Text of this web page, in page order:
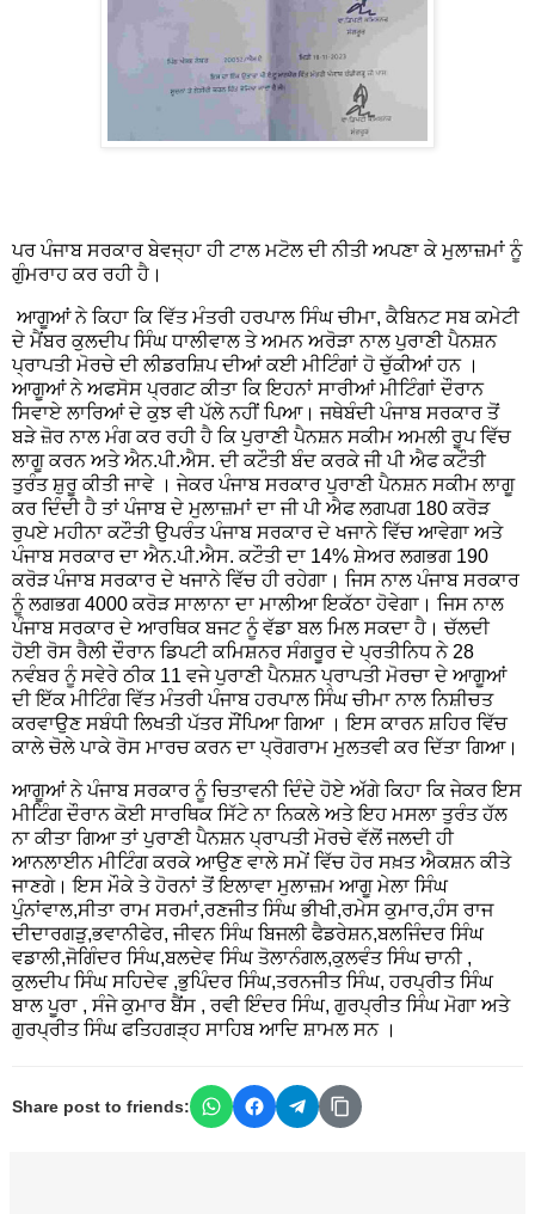
ਪਰ ਪੰਜਾਬ ਸਰਕਾਰ ਬੇਵਜ੍ਹਾ ਹੀ ਟਾਲ ਮਟੋਲ ਦੀ ਨੀਤੀ ਅਪਣਾ ਕੇ ਮੁਲਾਜ਼ਮਾਂ ਨੂੰ
ਗੁੰਮਰਾਹ ਕਰ ਰਹੀ ਹੈ।
ਆਗੂਆਂ ਨੇ ਕਿਹਾ ਕਿ ਵਿੱਤ ਮੰਤਰੀ ਹਰਪਾਲ ਸਿੰਘ ਚੀਮਾ, ਕੈਬਿਨਟ ਸਬ ਕਮੇਟੀ
ਦੇ ਮੈਂਬਰ ਕੁਲਦੀਪ ਸਿੰਘ ਧਾਲੀਵਾਲ ਤੇ ਅਮਨ ਅਰੋੜਾ ਨਾਲ ਪੁਰਾਣੀ ਪੈਨਸ਼ਨ
ਪ੍ਰਾਪਤੀ ਮੋਰਚੇ ਦੀ ਲੀਡਰਸ਼ਿਪ ਦੀਆਂ ਕਈ ਮੀਟਿੰਗਾਂ ਹੋ ਚੁੱਕੀਆਂ ਹਨ ।
ਆਗੂਆਂ ਨੇ ਅਫਸੋਸ ਪ੍ਰਗਟ ਕੀਤਾ ਕਿ ਇਹਨਾਂ ਸਾਰੀਆਂ ਮੀਟਿੰਗਾਂ ਦੌਰਾਨ
ਸਿਵਾਏ ਲਾਰਿਆਂ ਦੇ ਕੁਝ ਵੀ ਪੱਲੇ ਨਹੀਂ ਪਿਆ। ਜਥੇਬੰਦੀ ਪੰਜਾਬ ਸਰਕਾਰ ਤੋਂ
ਬੜੇ ਜ਼ੋਰ ਨਾਲ ਮੰਗ ਕਰ ਰਹੀ ਹੈ ਕਿ ਪੁਰਾਣੀ ਪੈਨਸ਼ਨ ਸਕੀਮ ਅਮਲੀ ਰੂਪ ਵਿੱਚ
ਲਾਗੂ ਕਰਨ ਅਤੇ ਐਨ.ਪੀ.ਐਸ. ਦੀ ਕਟੌਤੀ ਬੰਦ ਕਰਕੇ ਜੀ ਪੀ ਐਫ ਕਟੌਤੀ
ਤੁਰੰਤ ਸ਼ੁਰੂ ਕੀਤੀ ਜਾਵੇ । ਜੇਕਰ ਪੰਜਾਬ ਸਰਕਾਰ ਪੁਰਾਣੀ ਪੈਨਸ਼ਨ ਸਕੀਮ ਲਾਗੂ
ਕਰ ਦਿੰਦੀ ਹੈ ਤਾਂ ਪੰਜਾਬ ਦੇ ਮੁਲਾਜ਼ਮਾਂ ਦਾ ਜੀ ਪੀ ਐਫ ਲਗਪਗ 180 ਕਰੋੜ
ਰੁਪਏ ਮਹੀਨਾ ਕਟੌਤੀ ਉਪਰੰਤ ਪੰਜਾਬ ਸਰਕਾਰ ਦੇ ਖਜਾਨੇ ਵਿੱਚ ਆਵੇਗਾ ਅਤੇ
ਪੰਜਾਬ ਸਰਕਾਰ ਦਾ ਐਨ.ਪੀ.ਐਸ. ਕਟੌਤੀ ਦਾ 14% ਸ਼ੇਅਰ ਲਗਭਗ 190
ਕਰੋੜ ਪੰਜਾਬ ਸਰਕਾਰ ਦੇ ਖਜਾਨੇ ਵਿੱਚ ਹੀ ਰਹੇਗਾ। ਜਿਸ ਨਾਲ ਪੰਜਾਬ ਸਰਕਾਰ
ਨੂੰ ਲਗਭਗ 4000 ਕਰੋੜ ਸਾਲਾਨਾ ਦਾ ਮਾਲੀਆ ਇਕੱਠਾ ਹੋਵੇਗਾ। ਜਿਸ ਨਾਲ
ਪੰਜਾਬ ਸਰਕਾਰ ਦੇ ਆਰਥਿਕ ਬਜਟ ਨੂੰ ਵੱਡਾ ਬਲ ਮਿਲ ਸਕਦਾ ਹੈ। ਚੱਲਦੀ
ਹੋਈ ਰੋਸ ਰੈਲੀ ਦੌਰਾਨ ਡਿਪਟੀ ਕਮਿਸ਼ਨਰ ਸੰਗਰੂਰ ਦੇ ਪ੍ਰਤੀਨਿਧ ਨੇ 28
ਨਵੰਬਰ ਨੂੰ ਸਵੇਰੇ ਠੀਕ 11 ਵਜੇ ਪੁਰਾਣੀ ਪੈਨਸ਼ਨ ਪ੍ਰਾਪਤੀ ਮੋਰਚਾ ਦੇ ਆਗੂਆਂ
ਦੀ ਇੱਕ ਮੀਟਿੰਗ ਵਿੱਤ ਮੰਤਰੀ ਪੰਜਾਬ ਹਰਪਾਲ ਸਿੰਘ ਚੀਮਾ ਨਾਲ ਨਿਸ਼ੀਚਤ
ਕਰਵਾਉਣ ਸਬੰਧੀ ਲਿਖਤੀ ਪੱਤਰ ਸੌਂਪਿਆ ਗਿਆ । ਇਸ ਕਾਰਨ ਸ਼ਹਿਰ ਵਿੱਚ
ਕਾਲੇ ਚੋਲੇ ਪਾਕੇ ਰੋਸ ਮਾਰਚ ਕਰਨ ਦਾ ਪ੍ਰੋਗਰਾਮ ਮੁਲਤਵੀ ਕਰ ਦਿੱਤਾ ਗਿਆ।
ਆਗੂਆਂ ਨੇ ਪੰਜਾਬ ਸਰਕਾਰ ਨੂੰ ਚਿਤਾਵਨੀ ਦਿੰਦੇ ਹੋਏ ਅੱਗੇ ਕਿਹਾ ਕਿ ਜੇਕਰ ਇਸ
ਮੀਟਿੰਗ ਦੌਰਾਨ ਕੋਈ ਸਾਰਥਿਕ ਸਿੱਟੇ ਨਾ ਨਿਕਲੇ ਅਤੇ ਇਹ ਮਸਲਾ ਤੁਰੰਤ ਹੱਲ
ਨਾ ਕੀਤਾ ਗਿਆ ਤਾਂ ਪੁਰਾਣੀ ਪੈਨਸ਼ਨ ਪ੍ਰਾਪਤੀ ਮੋਰਚੇ ਵੱਲੋਂ ਜਲਦੀ ਹੀ
ਆਨਲਾਈਨ ਮੀਟਿੰਗ ਕਰਕੇ ਆਉਣ ਵਾਲੇ ਸਮੇਂ ਵਿੱਚ ਹੋਰ ਸਖ਼ਤ ਐਕਸ਼ਨ ਕੀਤੇ
ਜਾਣਗੇ। ਇਸ ਮੌਕੇ ਤੇ ਹੋਰਨਾਂ ਤੋਂ ਇਲਾਵਾ ਮੁਲਾਜ਼ਮ ਆਗੂ ਮੇਲਾ ਸਿੰਘ
ਪੁੰਨਾਂਵਾਲ,ਸੀਤਾ ਰਾਮ ਸਰਮਾਂ,ਰਣਜੀਤ ਸਿੰਘ ਭੀਖੀ,ਰਮੇਸ ਕੁਮਾਰ,ਹੰਸ ਰਾਜ
ਦੀਦਾਰਗੜੁ,ਭਵਾਨੀਫੇਰ, ਜੀਵਨ ਸਿੰਘ ਬਿਜਲੀ ਫੈਡਰੇਸ਼ਨ,ਬਲਜਿੰਦਰ ਸਿੰਘ
ਵਡਾਲੀ,ਜੋਗਿੰਦਰ ਸਿੰਘ,ਬਲਦੇਵ ਸਿੰਘ ਤੋਲਾਨੰਗਲ,ਕੁਲਵੰਤ ਸਿੰਘ ਚਾਨੀ ,
ਕੁਲਦੀਪ ਸਿੰਘ ਸਹਿਦੇਵ ,ਭੁਪਿੰਦਰ ਸਿੰਘ,ਤਰਨਜੀਤ ਸਿੰਘ, ਹਰਪ੍ਰੀਤ ਸਿੰਘ
ਬਾਲ ਪੂਰਾ , ਸੰਜੇ ਕੁਮਾਰ ਬੈਂਸ , ਰਵੀ ਇੰਦਰ ਸਿੰਘ, ਗੁਰਪ੍ਰੀਤ ਸਿੰਘ ਮੋਗਾ ਅਤੇ
ਗੁਰਪ੍ਰੀਤ ਸਿੰਘ ਫਤਿਹਗੜ੍ਹ ਸਾਹਿਬ ਆਦਿ ਸ਼ਾਮਲ ਸਨ ।
Share post to friends: